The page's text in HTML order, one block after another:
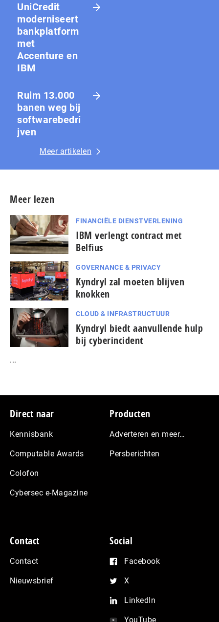
UniCredit
moderniseert
bankplatform
met
Accenture en
IBM
Ruim 13.000
banen weg bij
softwarebedri
jven
Meer artikelen
Meer lezen
FINANCIËLE DIENSTVERLENING
IBM verlengt contract met
Belfius
GOVERNANCE & PRIVACY
Kyndryl zal moeten blijven
knokken
CLOUD & INFRASTRUCTUUR
Kyndryl biedt aanvullende hulp
bij cyberincident
...
Footer
Direct naar
Kennisbank
Computable Awards
Colofon
Cybersec e-Magazine
Producten
Adverteren en meer…
Persberichten
Contact
Contact
Nieuwsbrief
Social
Facebook
X
LinkedIn
YouTube